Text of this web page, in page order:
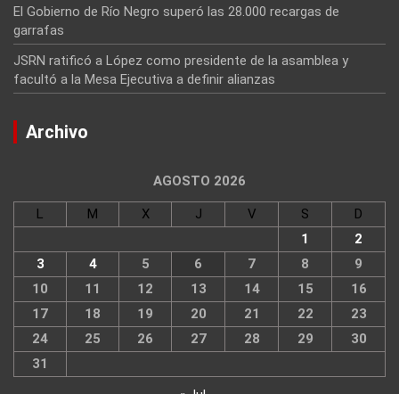
El Gobierno de Río Negro superó las 28.000 recargas de
garrafas
JSRN ratificó a López como presidente de la asamblea y
facultó a la Mesa Ejecutiva a definir alianzas
Archivo
AGOSTO 2026
L M X J V S
D
1
2
3
4 5 6 7 8
9
10
11 12 13 14 15
16
17
18 19 20 21 22
23
24
25 26 27 28 29
30
31